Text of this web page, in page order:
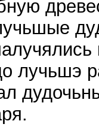
лучьшэ